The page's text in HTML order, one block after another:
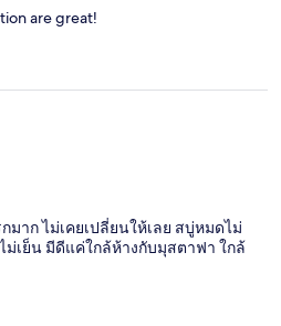
are great!
มาก ไม่เคยเปลี่ยนให้เลย สบู่หมดไม่
ม่เย็น มีดีแค่ใกล้ห้างกับมุสตาฟา ใกล้